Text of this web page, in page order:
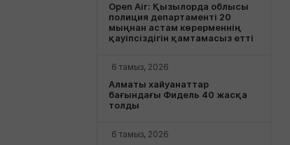
Open Air: Қызылорда облысы
полиция департаменті 20
мыңнан астам көрерменнің
қауіпсіздігін қамтамасыз етті
6 тамыз, 2026
Алматы хайуанаттар
бағындағы Фидель 40 жасқа
толды
6 тамыз, 2026